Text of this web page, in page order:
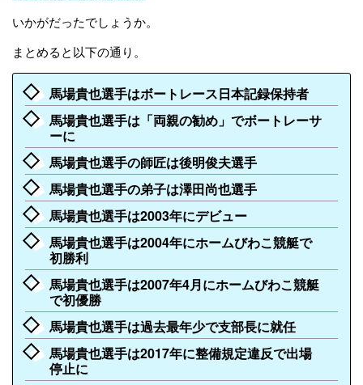
いかがだったでしょうか。
まとめると以下の通り。
馬場貴也選手はボートレース日本記録保持者
馬場貴也選手は「両親の勧め」でボートレーサ
ーに
馬場貴也選手の師匠は後明俊夫選手
馬場貴也選手の弟子は澤田尚也選手
馬場貴也選手は2003年にデビュー
馬場貴也選手は2004年にホームびわこ競艇で
初勝利
馬場貴也選手は2007年4月にホームびわこ競艇
で初優勝
馬場貴也選手は過去最年少で支部長に就任
馬場貴也選手は2017年に整備規定違反で出場
停止に